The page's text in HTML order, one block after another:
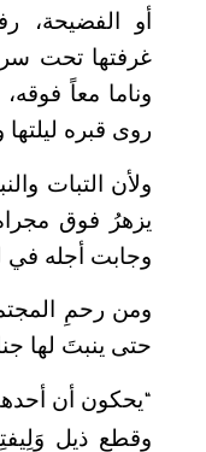
أو الفضيحة،
غرفتها تحت
وناما معاً
روى قبره ليلتها
ولأن التبات
يزهرُ فوق
وجابت أجله في
ومن رحمِ
حتى ينبتَ لها
“يحكون أن
وقطع ذيل